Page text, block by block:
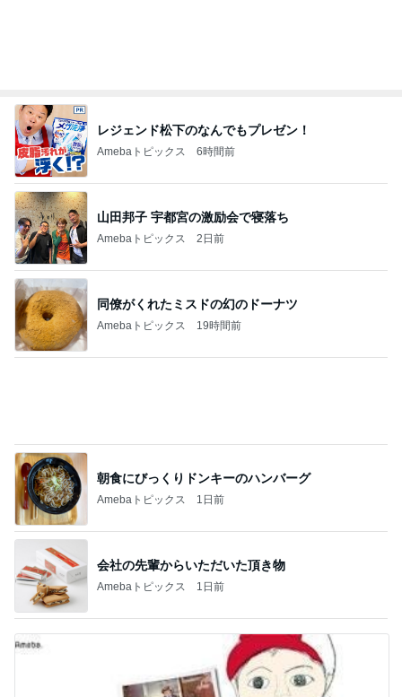
同僚がくれたミスドの幻のドーナツ
Amebaトピックス 19時間前
朝食にびっくりドンキーのハンバーグ
Amebaトピックス 1日前
だいたの夫 息子に拒まれ少し安心
1日前